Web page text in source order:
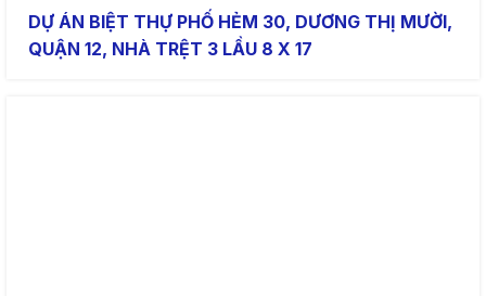
DỰ ÁN BIỆT THỰ PHỐ HẺM 30, DƯƠNG THỊ MƯỜI,
QUẬN 12, NHÀ TRỆT 3 LẦU 8 X 17